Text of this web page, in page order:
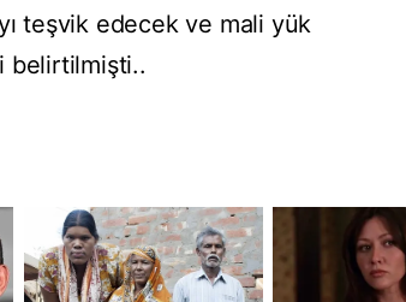
teşvik edecek ve mali yük
belirtilmişti..